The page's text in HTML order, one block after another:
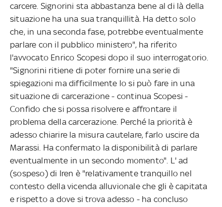
carcere. Signorini sta abbastanza bene al di là della
situazione ha una sua tranquillità. Ha detto solo
che, in una seconda fase, potrebbe eventualmente
parlare con il pubblico ministero", ha riferito
l'avvocato Enrico Scopesi dopo il suo interrogatorio.
"Signorini ritiene di poter fornire una serie di
spiegazioni ma difficilmente lo si può fare in una
situazione di carcerazione - continua Scopesi -
Confido che si possa risolvere e affrontare il
problema della carcerazione. Perché la priorità è
adesso chiarire la misura cautelare, farlo uscire da
Marassi. Ha confermato la disponibilità di parlare
eventualmente in un secondo momento". L' ad
(sospeso) di Iren è "relativamente tranquillo nel
contesto della vicenda alluvionale che gli è capitata
e rispetto a dove si trova adesso - ha concluso